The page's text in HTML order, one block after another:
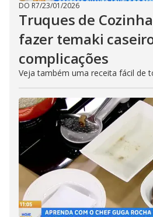
DO R7/23/01/2026
Truques de
fazer temaki
complicações
Veja também uma receita fácil de